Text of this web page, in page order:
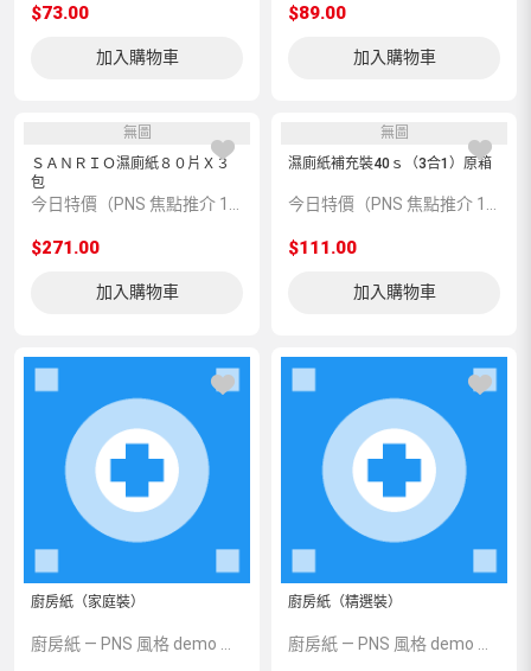
$73.00
加入購物車
$89.00
加入購物車
無圖
ＳＡＮＲＩＯ濕廁紙８０片Ｘ３
包
$271.00
加入購物車
無圖
濕廁紙補充裝40ｓ（3合1）原箱
$111.00
加入購物車
廚房紙（家庭裝） 廚房紙（精選裝）